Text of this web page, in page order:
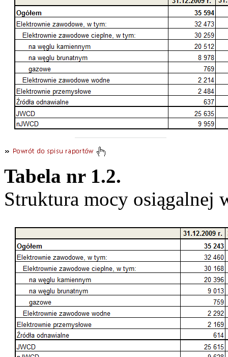
Tabela nr 1.2.
Struktura mocy osiągalnej